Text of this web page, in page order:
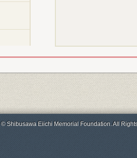
Shibusawa Eiichi Memorial Foundation. All